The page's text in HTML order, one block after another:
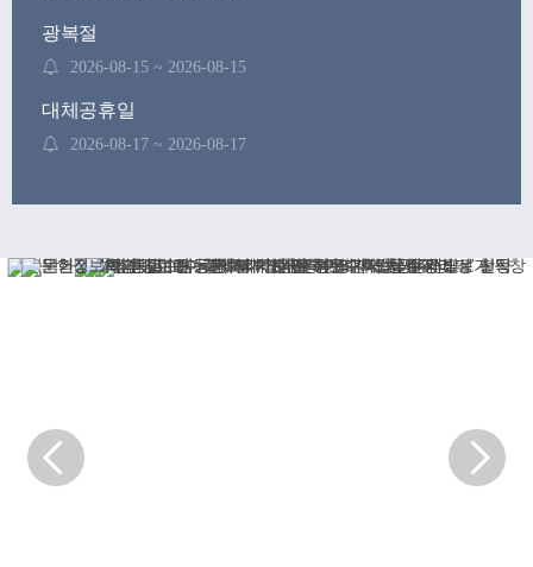
광복절
2026-08-15 ~ 2026-08-15
대체공휴일
2026-08-17 ~ 2026-08-17